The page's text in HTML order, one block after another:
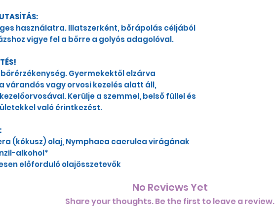
használatra. Illatszerként, bőrápolás céljából
vigye fel a bőrre a golyós adagolóval.
Gyermekektől elzárva
várandós vagy orvosi kezelés alatt áll,
Kerülje a szemmel, belső füllel és
való érintkezést.
(kókusz) olaj, Nymphaea caerulea virágának
alkohol*
előforduló olajösszetevők
No Reviews Yet
Share your thoughts. Be the first to leave a review.